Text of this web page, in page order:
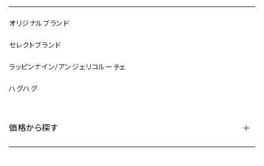
オリジナルブランド
セレクトブランド
ラッピンナイン/アンジェリコルーチェ
ハグハグ
価格から探す